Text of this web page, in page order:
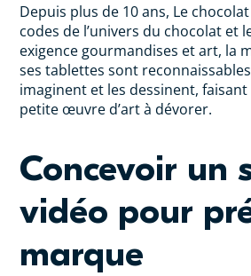
Depuis plus de 10 ans, Le
codes de l’univers du chocolat et
exigence gourmandises et art, la
ses tablettes sont
imaginent et les dessinent,
petite œuvre d’art à dévorer.
Concevoir un
vidéo pour
marque